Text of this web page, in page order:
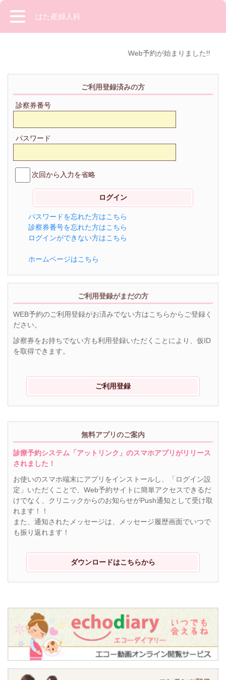
はた産婦人科
Web予約が始まりました!!
ご利用登録済みの方
診察券番号
パスワード
次回から入力を省略
パスワードを忘れた方はこちら
診察券番号を忘れた方はこちら
ログインができない方はこちら
ホームページはこちら
ご利用登録がまだの方
WEB予約のご利用登録がお済みでない方はこちらからご登録く
ださい。
診察券をお持ちでない方も利用登録いただくことにより、仮ID
を取得できます。
ご利用登録
無料アプリのご案内
診療予約システム「アットリンク」のスマホアプリがリリース
されました！
お使いのスマホ端末にアプリをインストールし、「ログイン設
定」いただくことで、Web予約サイトに簡単アクセスできるだ
けでなく、クリニックからのお知らせがPush通知として受け取
れます！！
また、通知されたメッセージは、メッセージ履歴画面でいつで
も振り返れます！
ダウンロードはこちらから